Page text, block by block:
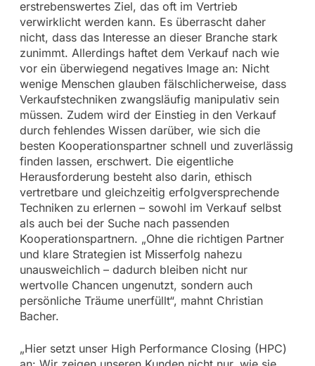
erstrebenswertes Ziel, das oft im Vertrieb
verwirklicht werden kann. Es überrascht daher
nicht, dass das Interesse an dieser Branche stark
zunimmt. Allerdings haftet dem Verkauf nach wie
vor ein überwiegend negatives Image an: Nicht
wenige Menschen glauben fälschlicherweise, dass
Verkaufstechniken zwangsläufig manipulativ sein
müssen. Zudem wird der Einstieg in den Verkauf
durch fehlendes Wissen darüber, wie sich die
besten Kooperationspartner schnell und zuverlässig
finden lassen, erschwert. Die eigentliche
Herausforderung besteht also darin, ethisch
vertretbare und gleichzeitig erfolgversprechende
Techniken zu erlernen – sowohl im Verkauf selbst
als auch bei der Suche nach passenden
Kooperationspartnern. „Ohne die richtigen Partner
und klare Strategien ist Misserfolg nahezu
unausweichlich – dadurch bleiben nicht nur
wertvolle Chancen ungenutzt, sondern auch
persönliche Träume unerfüllt“, mahnt Christian
Bacher.
„Hier setzt unser High Performance Closing (HPC)